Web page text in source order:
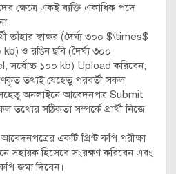
ক্ষেত্রে একই ব্যক্তি একাধিক পদে
তাঁহার স্বাক্ষর (দৈর্ঘ্য ৩০০ $\times$
ও রঙিন ছবি (দৈর্ঘ্য ৩০০
সর্বোচ্চ ১০০ kb) Upload করিবেন;
তথ্যই যেহেতু পরবর্তী সকল
অনলাইনে আবেদনপত্র Submit
সঠিকতা সম্পর্কে প্রার্থী নিজে
একটি প্রিন্ট কপি পরীক্ষা
সহায়ক হিসেবে সংরক্ষণ করিবেন এবং
জমা দিবেন।